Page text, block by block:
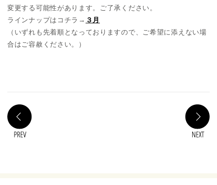
変更する可能性があります。ご了承ください。
ラインナップはコチラ→ ３月
（いずれも先着順となっておりますので、ご希望に添えない場
合はご容赦ください。）